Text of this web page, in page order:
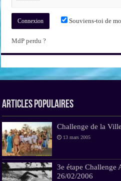
Souviens-toi de
MdP perdu ?
Articles Populaires
Challenge de la
13 mars 2005
3e étape Challenge
26/02/2006